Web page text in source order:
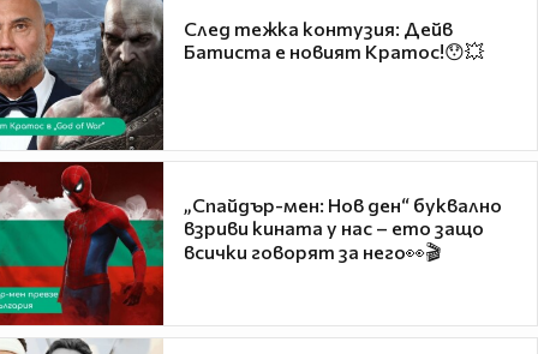
След тежка контузия: Дейв
Батиста е новият Кратос!😯💥
„Спайдър-мен: Нов ден“ буквално
взриви кината у нас – ето защо
всички говорят за него👀🎬